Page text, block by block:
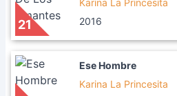
21
Karina La Princesita
2016
Ese Hombre
Karina La Princesita